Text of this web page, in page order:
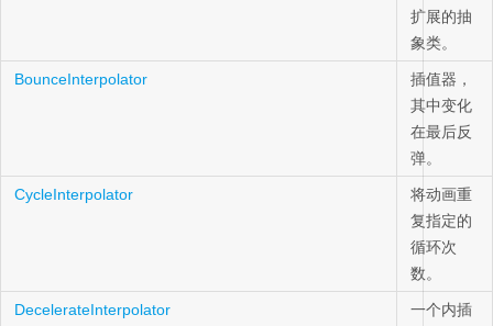
扩展的抽
象类。
BounceInterpolator
插值器，
其中变化
在最后反
弹。
CycleInterpolator
将动画重
复指定的
循环次
数。
DecelerateInterpolator
一个内插